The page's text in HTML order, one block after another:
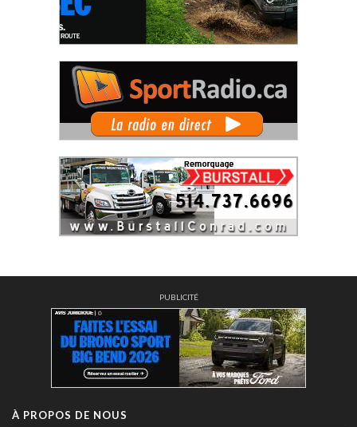
PUBLICITÉ
À PROPOS DE NOUS